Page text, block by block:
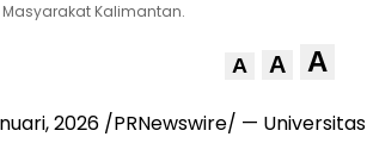
Masyarakat Kalimantan.
A A A
2026 /PRNewswire/ — Universitas